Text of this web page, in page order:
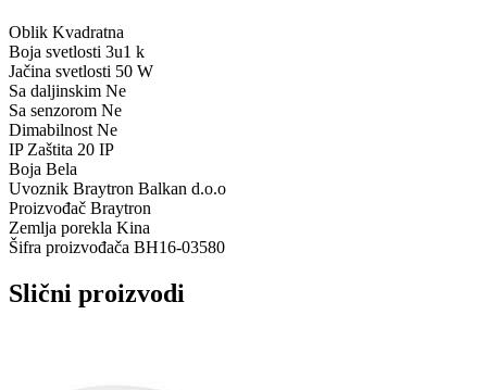
Oblik Kvadratna
Boja svetlosti 3u1 k
Jačina svetlosti 50 W
Sa daljinskim Ne
Sa senzorom Ne
Dimabilnost Ne
IP Zaštita 20 IP
Boja Bela
Uvoznik Braytron Balkan d.o.o
Proizvođač Braytron
Zemlja porekla Kina
Šifra proizvođača BH16-03580
Slični proizvodi